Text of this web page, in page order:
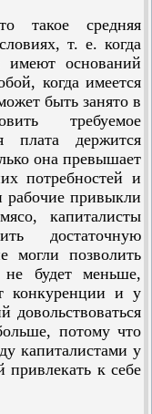
такое средняя
т. е. когда
оснований
когда имеется
быть занято в
требуемое
плата держится
она превышает
потребностей и
рабочие привыкли
капиталисты
достаточную
могли позволить
будет меньше,
конкуренции и у
довольствоваться
потому что
капиталистами у
привлекать к себе